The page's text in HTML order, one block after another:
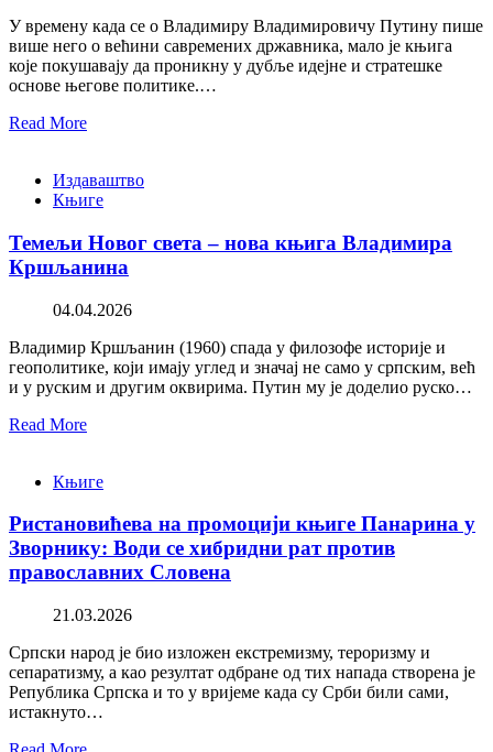
У времену када се о Владимиру Владимировичу Путину пише
више него о већини савремених државника, мало је књига
које покушавају да проникну у дубље идејне и стратешке
основе његове политике.…
Read More
Издаваштво
Књиге
Темељи Новог света – нова књига Владимира
Кршљанина
04.04.2026
Владимир Кршљанин (1960) спада у филозофе историје и
геополитике, који имају углед и значај не само у српским, већ
и у руским и другим оквирима. Путин му је доделио руско…
Read More
Књиге
Ристановићева на промоцији књиге Панарина у
Зворнику: Води се хибридни рат против
православних Словена
21.03.2026
Српски народ је био изложен екстремизму, тероризму и
сепаратизму, а као резултат одбране од тих напада створена је
Република Српска и то у вријеме када су Срби били сами,
истакнуто…